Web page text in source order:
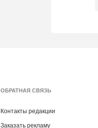
ОБРАТНАЯ СВЯЗЬ
Контакты редакции
Заказать рекламу